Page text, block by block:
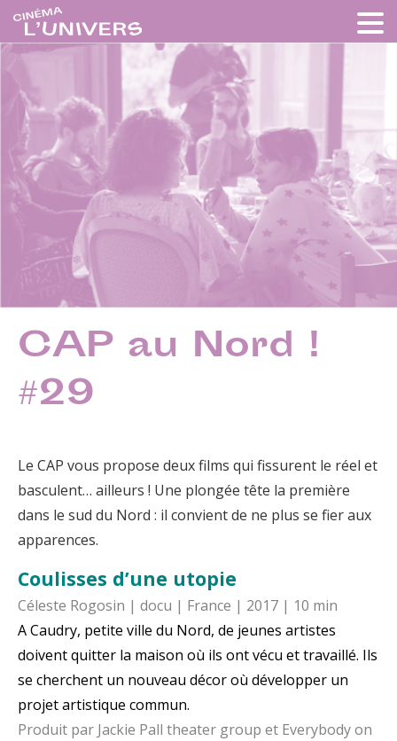
CAP au Nord !
#29
Le CAP vous propose deux films qui fissurent le réel et
basculent… ailleurs ! Une plongée tête la première
dans le sud du Nord : il convient de ne plus se fier aux
apparences.
Coulisses d’une utopie
Céleste Rogosin | docu | France | 2017 | 10 min
A Caudry, petite ville du Nord, de jeunes artistes
doivent quitter la maison où ils ont vécu et travaillé. Ils
se cherchent un nouveau décor où développer un
projet artistique commun.
Produit par Jackie Pall theater group et Everybody on